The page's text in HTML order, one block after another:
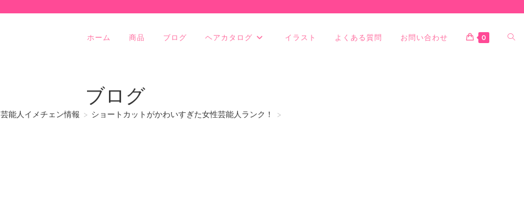
ホーム 商品 ブログ ヘアカタログ イラスト よくある質問 お問い合わせ 0
ブログ
芸能人イメチェン情報 > ショートカットがかわいすぎた女性芸能人ランク！ >